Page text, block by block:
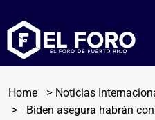
Home
Noticias
Biden asegura habrán